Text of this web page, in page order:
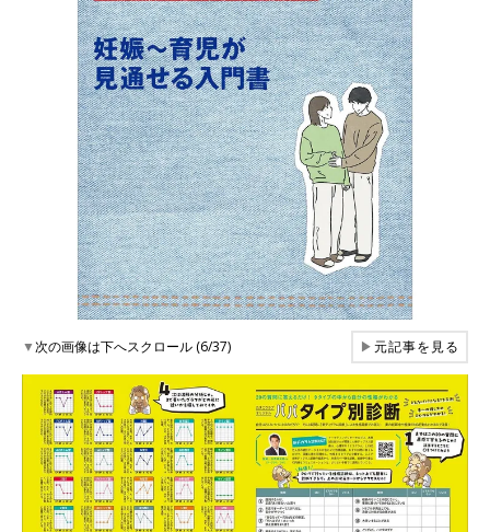
▼次の画像は下へスクロール (6/37) ▶元記事を見る